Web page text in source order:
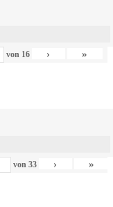
von 16 › »
von 33 › »